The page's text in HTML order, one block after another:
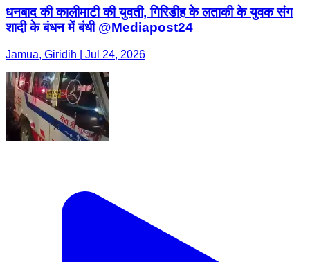
धनबाद की कालीमाटी की युवती, गिरिडीह के लताकी के युवक संग
शादी के बंधन में बंधी @Mediapost24
Jamua, Giridih | Jul 24, 2026